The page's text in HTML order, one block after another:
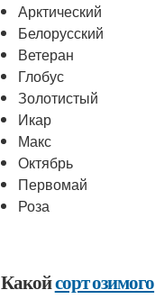
Арктический
Белорусский
Ветеран
Глобус
Золотистый
Икар
Макс
Октябрь
Первомай
Роза
Какойсорт озимого